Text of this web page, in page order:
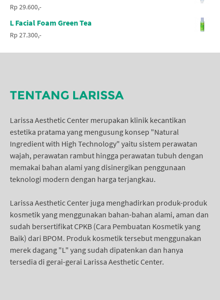
Rp 29.600,-
L Facial Foam Green Tea
Rp 27.300,-
TENTANG LARISSA
Larissa Aesthetic Center merupakan klinik kecantikan
estetika pratama yang mengusung konsep "Natural
Ingredient with High Technology" yaitu sistem perawatan
wajah, perawatan rambut hingga perawatan tubuh dengan
memakai bahan alami yang disinergikan penggunaan
teknologi modern dengan harga terjangkau.
Larissa Aesthetic Center juga menghadirkan produk-produk
kosmetik yang menggunakan bahan-bahan alami, aman dan
sudah bersertifikat CPKB (Cara Pembuatan Kosmetik yang
Baik) dari BPOM. Produk kosmetik tersebut menggunakan
merek dagang "L" yang sudah dipatenkan dan hanya
tersedia di gerai-gerai Larissa Aesthetic Center.